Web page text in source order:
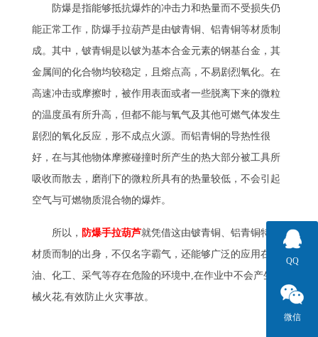
防爆是指能够抵抗爆炸的冲击力和热量而不受损失仍
能正常工作，防爆手拉葫芦是由铍青铜、铝青铜等材质制
成。其中，铍青铜是以铍为基本合金元素的钢基台金，其
金属间的化合物均较稳定，且熔点高，不易剧烈氧化。在
高速冲击或摩擦时，被作用表面或者一些脱离下来的微粒
的温度虽有所升高，但都不能与氧气及其他可燃气体发生
剧烈的氧化反应，形不成点火源。而铝青铜的导热性很
好，在与其他物体摩擦碰撞时所产生的热大部分被工具所
吸收而散去，磨削下的微粒所具有的热量较低，不会引起
空气与可燃物质混合物的爆炸。
所以， 防爆手拉葫芦就凭借这由铍青铜、铝青铜特殊
材质而制的出身，不仅名字霸气，还能够广泛的应用在石
油、化工、采气等存在危险的环境中,在作业中不会产生机
械火花,有效防止火灾事故。
QQ
微信